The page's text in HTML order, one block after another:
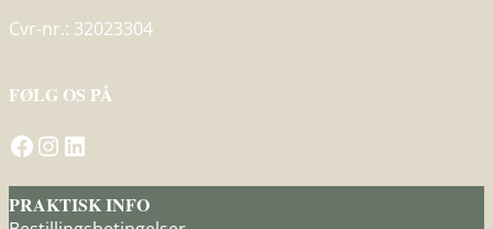
Cvr-nr.: 32023304
FØLG OS PÅ
Gå til Skovsgård Hotel på Facebook Besøg Skovsgård Hotel på InstagramGå til Skovsgård Hotel på LinkedIn
PRAKTISK INFO